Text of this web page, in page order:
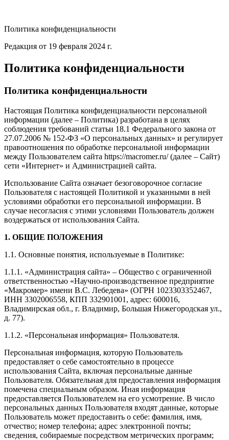
Политика конфиденциальности
Редакция от 19 февраля 2024 г.
Политика конфиденциальности
Политика конфиденциальности
Настоящая Политика конфиденциальности персональной
информации (далее – Политика) разработана в целях
соблюдения требований статьи 18.1 Федерального закона от
27.07.2006 № 152-ФЗ «О персональных данных» и регулирует
правоотношения по обработке персональной информации
между Пользователем сайта https://macromer.ru/ (далее – Сайт)
сети «Интернет» и Администрацией сайта.
Использование Сайта означает безоговорочное согласие
Пользователя с настоящей Политикой и указанными в ней
условиями обработки его персональной информации. В
случае несогласия с этими условиями Пользователь должен
воздержаться от использования Сайта.
1. ОБЩИЕ ПОЛОЖЕНИЯ
1.1. Основные понятия, используемые в Политике:
1.1.1. «Администрация сайта» – Общество с ограниченной
ответственностью «Научно-производственное предприятие
«Макромер» имени В.С. Лебедева» (ОГРН 1023303352467,
ИНН 3302006558, КПП 332901001, адрес: 600016,
Владимирская обл., г. Владимир, Большая Нижегородская ул.,
д. 77).
1.1.2. «Персональная информация» Пользователя.
Персональная информация, которую Пользователь
предоставляет о себе самостоятельно в процессе
использования Сайта, включая персональные данные
Пользователя. Обязательная для предоставления информация
помечена специальным образом. Иная информация
предоставляется Пользователем на его усмотрение. В число
персональных данных Пользователя входят данные, которые
Пользователь может предоставить о себе: фамилия, имя,
отчество; номер телефона; адрес электронной почты;
сведения, собираемые посредством метрических программ;